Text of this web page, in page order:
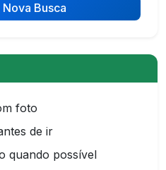
Nova Busca
foto
de ir
quando possível